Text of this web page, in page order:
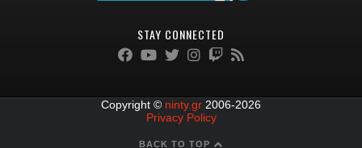
STAY CONNECTED
Copyright © ninty.gr 2006-2026
Privacy Policy
BACK TO TOP